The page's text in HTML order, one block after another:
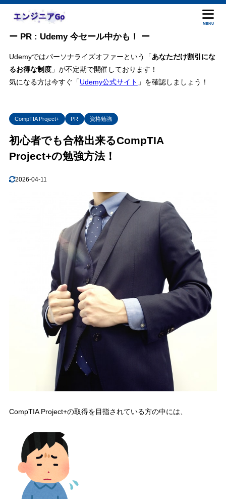
MENU
ー PR : Udemy 今セール中かも！ ー
Udemyではパーソナライズオファーという「あなただけ割引にな
るお得な制度」が不定期で開催しております！
気になる方は今すぐ「Udemy公式サイト 」を確認しましょう！
CompTIA Project+ PR 資格勉強
初心者でも合格出来るCompTIA
Project+の勉強方法！
2026-04-11
CompTIA Project+の取得を目指されている方の中には、
目次
1 CompTIA Project+ (コンプティア プロジェクト)試験とは
1.1 CompTIA Project+ の試験内容
1.2 難易度
2.1 勉強方法(ステップ1) Project+ テキスト にてネットワークの知識・
2.2 Project+ 問題集 の問題を繰り返し解く
3 CompTIA Project+ の受験方法は？試験の予約方法は？
CompTIA Project+ 受験料
CompTIA Project+ 合格点